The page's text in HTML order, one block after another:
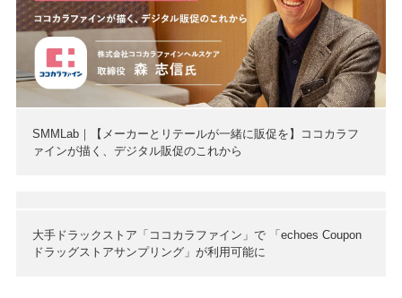
SMMLab｜【メーカーとリテールが一緒に販促を】ココカラフ
ァインが描く、デジタル販促のこれから
大手ドラックストア「ココカラファイン」で 「echoes Coupon
ドラッグストアサンプリング」が利用可能に